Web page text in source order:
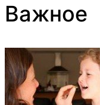
Важное